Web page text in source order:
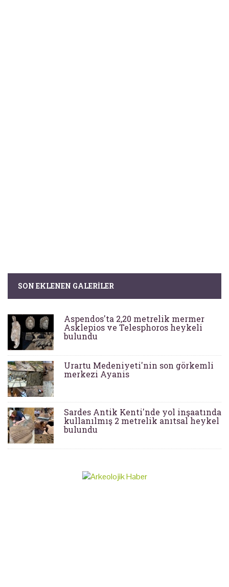
SON EKLENEN GALERILER
Aspendos'ta 2,20 metrelik mermer
Asklepios ve Telesphoros heykeli
bulundu
Urartu Medeniyeti'nin son görkemli
merkezi Ayanis
Sardes Antik Kenti'nde yol inşaatında
kullanılmış 2 metrelik anıtsal heykel
bulundu